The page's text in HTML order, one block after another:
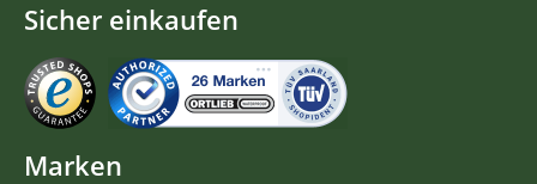
Sicher einkaufen
Marken